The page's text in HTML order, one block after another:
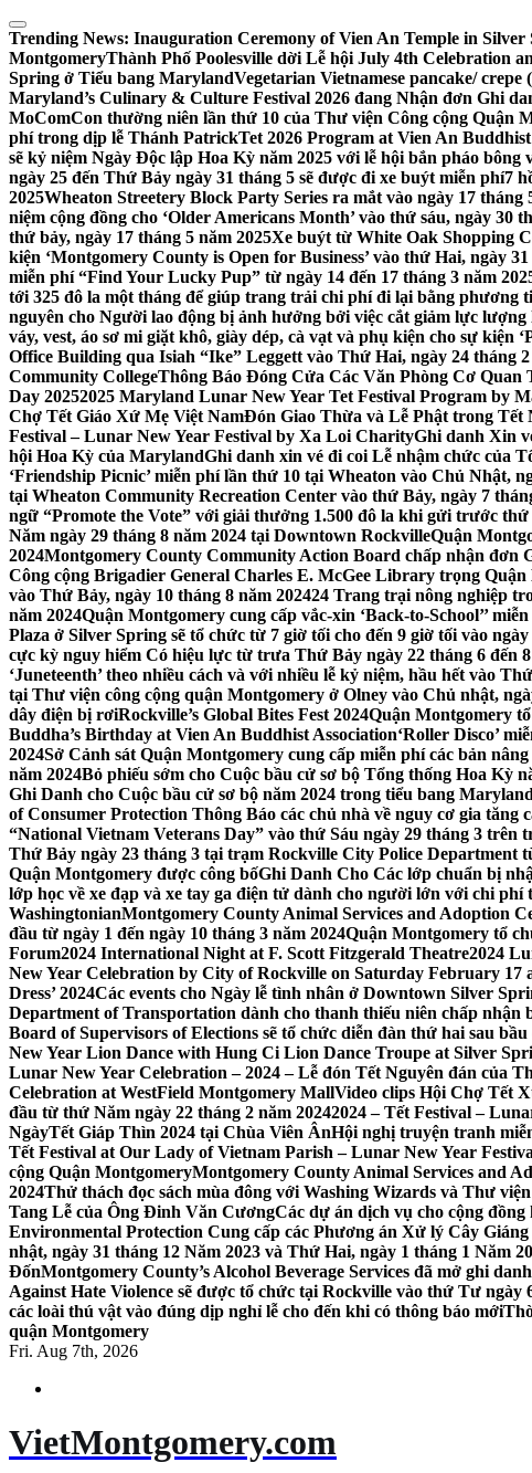
Skip
to
content
Trending News: Inauguration Ceremony of Vien An Temple in Silver
MontgomeryThành Phố Poolesville dời Lễ hội July 4th Celebration
Spring ở Tiểu bang MarylandVegetarian Vietnamese pancake/
Maryland’s Culinary & Culture Festival 2026 đang Nhận đơn Ghi
MoComCon thường niên lần thứ 10 của Thư viện Công cộng Quận
phí trong dịp lễ Thánh PatrickTet 2026 Program at Vien An
sẽ kỷ niệm Ngày Độc lập Hoa Kỳ năm 2025 với lễ hội bắn pháo bông
ngày 25 đến Thứ Bảy ngày 31 tháng 5 sẽ được đi xe buýt miễn phí7
2025Wheaton Streetery Block Party Series ra mắt vào ngày 17
niệm cộng đồng cho ‘Older Americans Month’ vào thứ sáu, ngày
thứ bảy, ngày 17 tháng 5 năm 2025Xe buýt từ White Oak Shopping
kiện ‘Montgomery County is Open for Business’ vào thứ Hai, ngày
miễn phí “Find Your Lucky Pup” từ ngày 14 đến 17 tháng 3 năm
tới 325 đô la một tháng để giúp trang trải chi phí đi lại bằng phương
nguyên cho Người lao động bị ảnh hưởng bởi việc cắt giảm lực
váy, vest, áo sơ mi giặt khô, giày dép, cà vạt và phụ kiện cho sự kiện
Office Building qua Isiah “Ike” Leggett vào Thứ Hai, ngày 24 tháng 2
Community CollegeThông Báo Đóng Cửa Các Văn Phòng Cơ
Day 20252025 Maryland Lunar New Year Tet Festival Program by
Chợ Tết Giáo Xứ Mẹ Việt NamĐón Giao Thừa và Lễ Phật trong Tết
Festival – Lunar New Year Festival by Xa Loi CharityGhi danh Xin
hội Hoa Kỳ của MarylandGhi danh xin vé đi coi Lễ nhậm chức của
‘Friendship Picnic’ miễn phí lần thứ 10 tại Wheaton vào Chủ Nhật,
tại Wheaton Community Recreation Center vào thứ Bảy, ngày 7
ngữ “Promote the Vote” với giải thưởng 1.500 đô la khi gửi trước thứ
Năm ngày 29 tháng 8 năm 2024 tại Downtown RockvilleQuận
2024Montgomery County Community Action Board chấp nhận đơn
Công cộng Brigadier General Charles E. McGee Library trọng
vào Thứ Bảy, ngày 10 tháng 8 năm 202424 Trang trại nông nghiệp
năm 2024Quận Montgomery cung cấp vắc-xin ‘Back-to-School’’
Plaza ở Silver Spring sẽ tổ chức từ 7 giờ tối cho đến 9 giờ tối vào
cực kỳ nguy hiểm Có hiệu lực từ trưa Thứ Bảy ngày 22 tháng 6 đến
‘Juneteenth’ theo nhiều cách và với nhiều lễ kỷ niệm, hầu hết vào
tại Thư viện công cộng quận Montgomery ở Olney vào Chủ nhật,
dây điện bị rơiRockville’s Global Bites Fest 2024Quận Montgomery
Buddha’s Birthday at Vien An Buddhist Association‘Roller Disco’
2024Sở Cảnh sát Quận Montgomery cung cấp miễn phí các bản
năm 2024Bỏ phiếu sớm cho Cuộc bầu cử sơ bộ Tổng thống Hoa Kỳ
Ghi Danh cho Cuộc bầu cử sơ bộ năm 2024 trong tiểu bang Maryland
of Consumer Protection Thông Báo các chủ nhà về nguy cơ gia tăng
“National Vietnam Veterans Day” vào thứ Sáu ngày 29 tháng 3 trên
Thứ Bảy ngày 23 tháng 3 tại trạm Rockville City Police Department
Quận Montgomery được công bốGhi Danh Cho Các lớp chuẩn bị
lớp học về xe đạp và xe tay ga điện tử dành cho người lớn với chi
WashingtonianMontgomery County Animal Services and Adoption
đầu từ ngày 1 đến ngày 10 tháng 3 năm 2024Quận Montgomery tổ
Forum2024 International Night at F. Scott Fitzgerald Theatre2024
New Year Celebration by City of Rockville on Saturday February 17
Dress’ 2024Các events cho Ngày lễ tình nhân ở Downtown Silver
Department of Transportation dành cho thanh thiếu niên chấp nhận
Board of Supervisors of Elections sẽ tổ chức diễn đàn thứ hai sau
New Year Lion Dance with Hung Ci Lion Dance Troupe at Silver
Lunar New Year Celebration – 2024 – Lễ đón Tết Nguyên đán của
Celebration at WestField Montgomery MallVideo clips Hội Chợ Tết
đầu từ thứ Năm ngày 22 tháng 2 năm 20242024 – Tết Festival –
NgàyTết Giáp Thìn 2024 tại Chùa Viên ÂnHội nghị truyện tranh
Tết Festival at Our Lady of Vietnam Parish – Lunar New Year
cộng Quận MontgomeryMontgomery County Animal Services and
2024Thử thách đọc sách mùa đông với Washing Wizards và Thư
Tang Lễ của Ông Đinh Văn CươngCác dự án dịch vụ cho cộng
Environmental Protection Cung cấp các Phương án Xử lý Cây
nhật, ngày 31 tháng 12 Năm 2023 và Thứ Hai, ngày 1 tháng 1 Năm
ĐốnMontgomery County’s Alcohol Beverage Services đã mở ghi
Against Hate Violence sẽ được tổ chức tại Rockville vào thứ Tư ngày
các loài thú vật vào đúng dịp nghỉ lễ cho đến khi có thông báo mới
quận Montgomery
Fri. Aug 7th, 2026
VietMontgomery.com